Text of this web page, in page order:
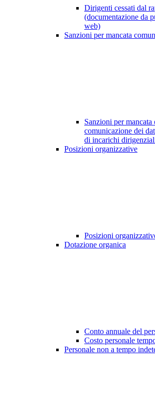
Dirigenti cessati dal
(documentazione da
web)
Sanzioni per mancata
Sanzioni per mancata
comunicazione dei
di incarichi
Posizioni organizzative
Posizioni
Dotazione organica
Conto annuale del
Costo personale
Personale non a tempo